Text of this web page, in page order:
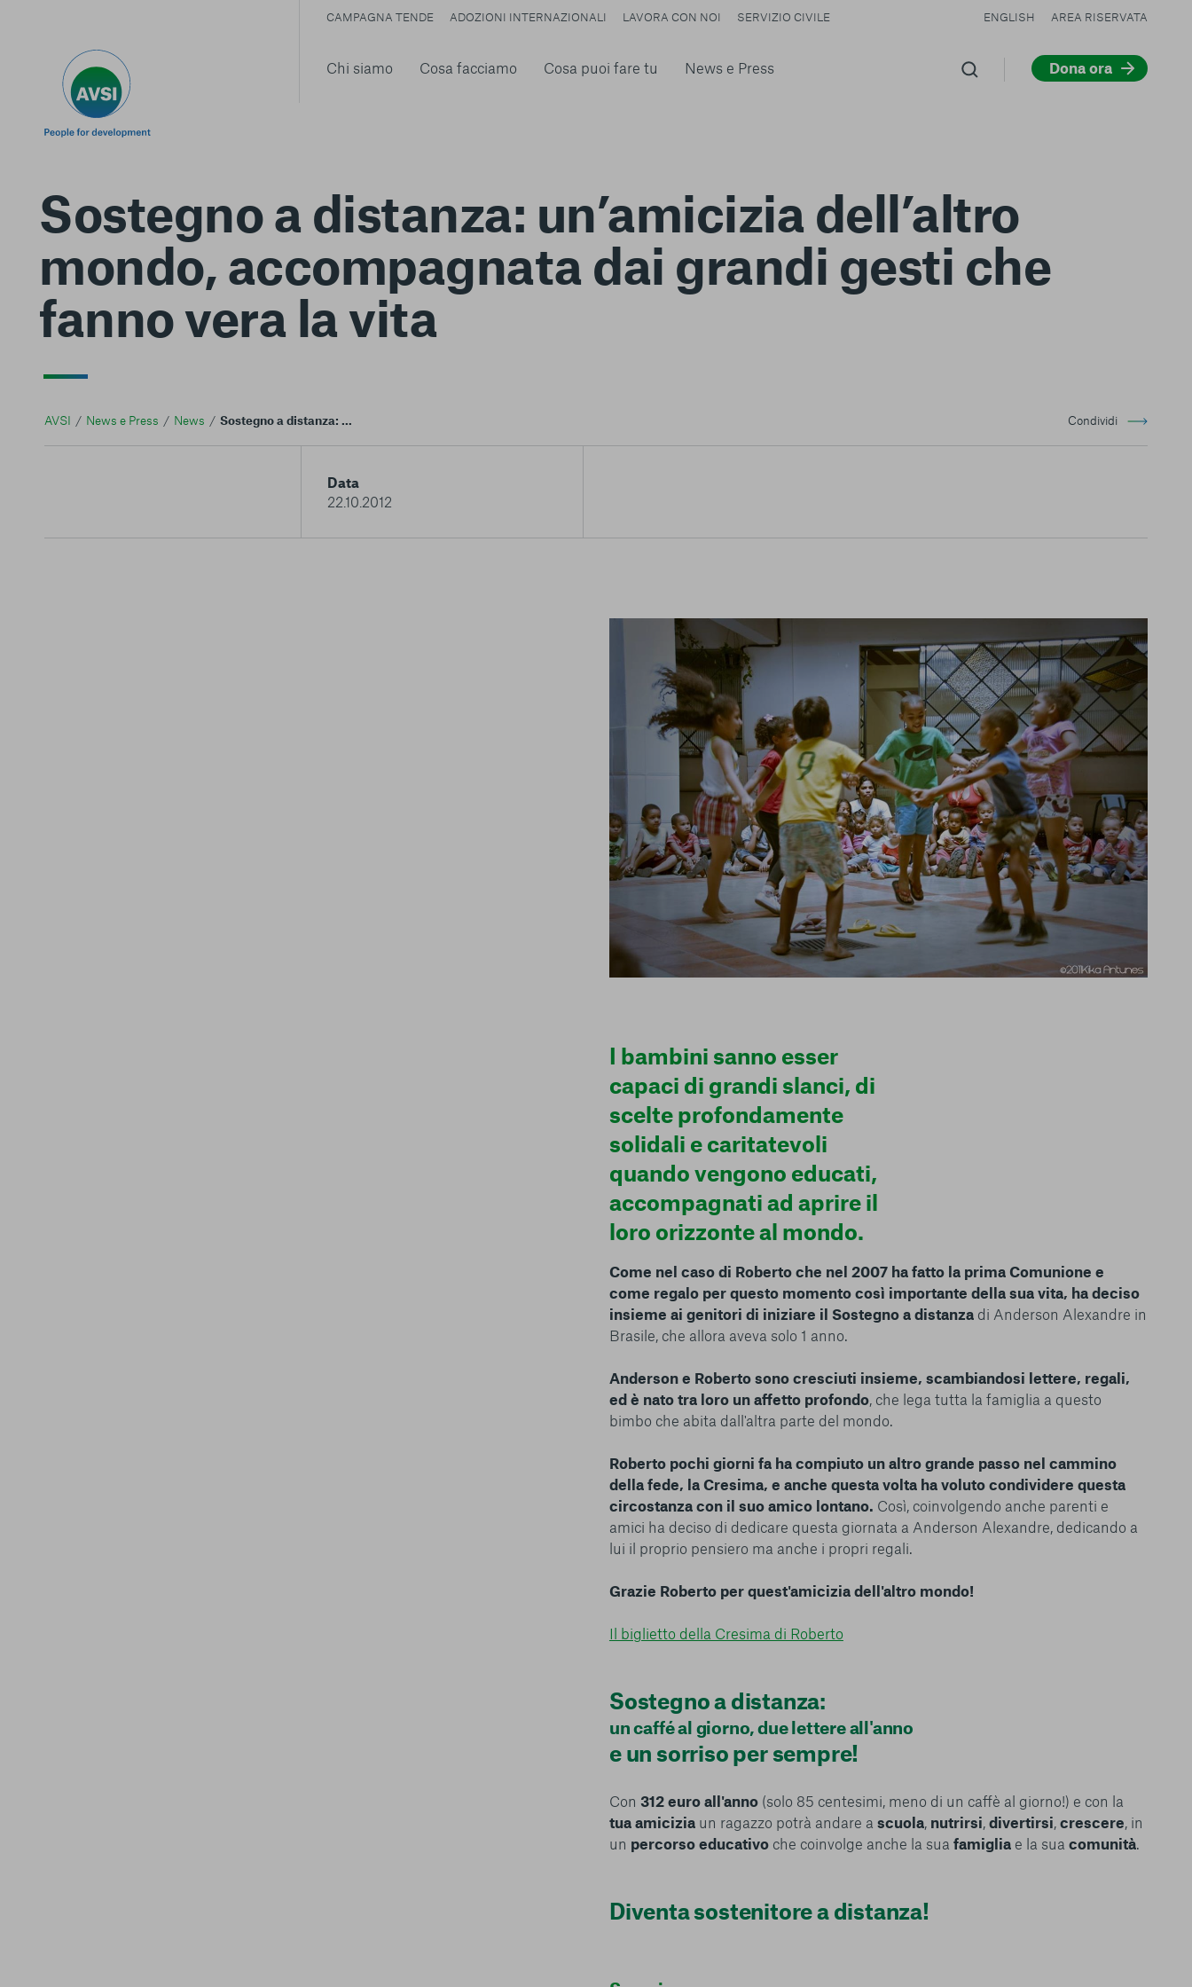
Centro preferenze sulla privacy
I cookie e altre tecnologie simili sono una parte fondamentale del funzionamento
della nostra Piattaforma. L’obiettivo principale dei cookie è rendere l’esperienza di
navigazione più comoda ed efficiente, nonché consentirci di migliorare i nostri
pubblicità che risulti interessante per l’utente quando visita i siti Web e le app di
terzi. Qui sono disponibili tutte le informazioni sui cookie che utilizziamo e sarà
possibile attivarli e/o disattivarli secondo le proprie preferenze, salvo i Cookie
strettamente necessari per il funzionamento della Piattaforma. È importante tenere
Piattaforma e il suo funzionamento. Premendo “Conferma le mie scelte”, la
selezione relativa ai cookie effettuata verrà salvata. Se non è stata selezionata
alcuna opzione, premere questo pulsante equivarrà a rifiutare tutti i cookie. Per
ulteriori informazioni, è possibile consultare la nostraUlteriori informazioni
Consenti tutti
Chi siamo Cosa facciamo Cosa puoi fare tu News e Press Dona ora
CAMPAGNA TENDE ADOZIONI INTERNAZIONALI LAVORA CON NOI SERVIZIO CIVILE ENGLISH AREA RISERVATA
Sostegno a distanza: un’amicizia dell’altro
mondo, accompagnata dai grandi gesti che
fanno vera la vita
AVSI News e Press News Sostegno a distanza: un'amicizia dell'altro mondo, accompagnata dai grandi gesti che fanno vera la vita Condividi
Data
22.10.2012
I bambini sanno esser
capaci di grandi slanci, di
scelte profondamente
solidali e caritatevoli
quando vengono educati,
accompagnati ad aprire il
loro orizzonte al mondo.
Come nel caso di Roberto che nel 2007 ha fatto la prima Comunione e
come regalo per questo momento così importante della sua vita, ha deciso
insieme ai genitori di iniziare il Sostegno a distanzadi Anderson Alexandre in
Brasile, che allora aveva solo 1 anno.
Anderson e Roberto sono cresciuti insieme, scambiandosi lettere, regali,
ed è nato tra loro un affetto profondo, che lega tutta la famiglia a questo
bimbo che abita dall'altra parte del mondo.
Roberto pochi giorni fa ha compiuto un altro grande passo nel cammino
della fede, la Cresima, e anche questa volta ha voluto condividere questa
circostanza con il suo amico lontano. Così, coinvolgendo anche parenti e
amici ha deciso di dedicare questa giornata a Anderson Alexandre, dedicando a
lui il proprio pensiero ma anche i propri regali.
Grazie Roberto per quest'amicizia dell'altro mondo!
Il biglietto della Cresima di Roberto
Sostegno a distanza:
un caffé al giorno, due lettere all'anno
e un sorriso per sempre!
Con 312 euro all'anno(solo 85 centesimi, meno di un caffè al giorno!) e con la
tua amiciziaun ragazzo potrà andare a scuola, nutrirsi divertirsi crescere , in
un percorso educativoche coinvolge anche la sua famigliae la sua comunità.
Diventa sostenitore a distanza!